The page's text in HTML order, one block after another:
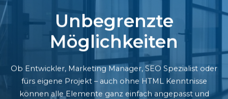
Unbegrenzte
Möglichkeiten
Ob Entwickler, Marketing Manager, SEO Spezialist oder
fürs eigene Projekt – auch ohne HTML Kenntnisse
können alle Elemente ganz einfach angepasst und